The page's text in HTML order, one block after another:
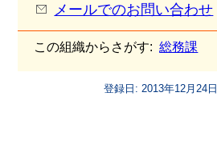
メールでのお問い合わせ
この組織からさがす:総務課
登録日: 2013年12月24日